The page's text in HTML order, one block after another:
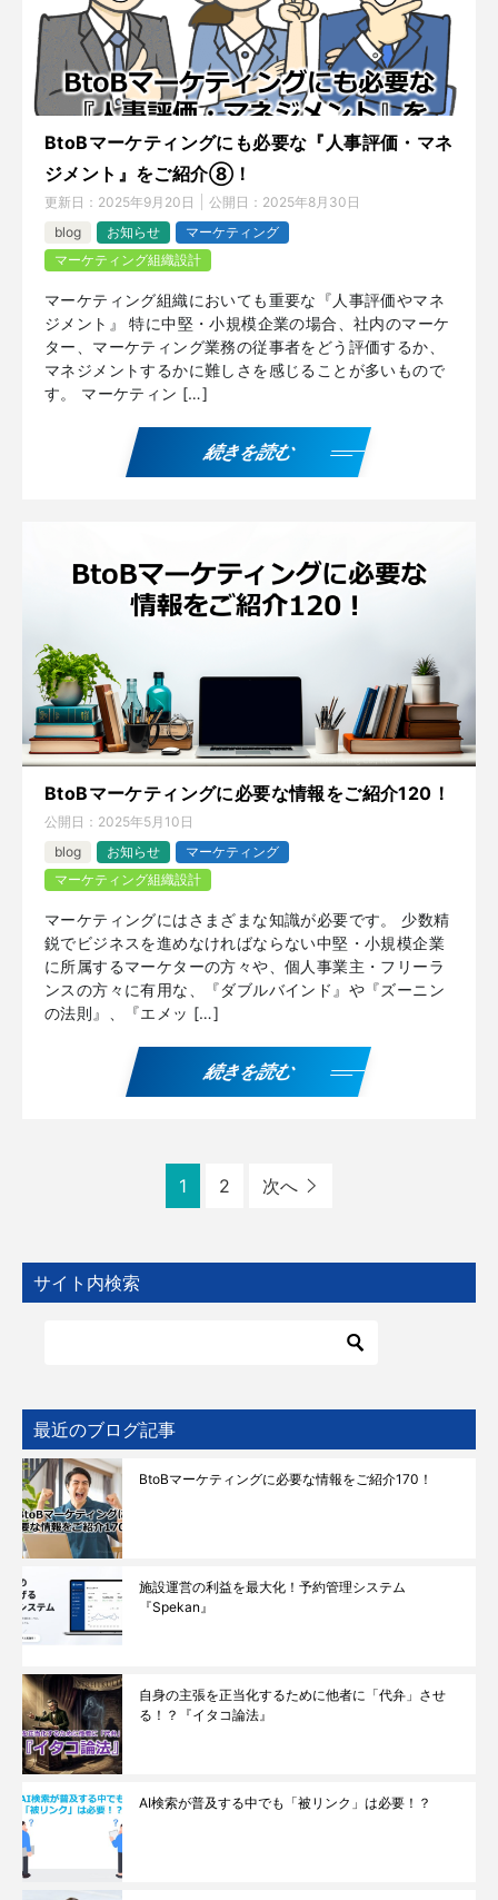
BtoBマーケティングにも必要な『人事評価・マネ
ジメント』をご紹介⑧！
更新日： 2025年9月20日 公開日： 2025年8月30日
blog
お知らせ
マーケティング
マーケティング組織設計
マーケティング組織においても重要な『人事評価やマネ
ジメント』 特に中堅・小規模企業の場合、社内のマーケ
ター、マーケティング業務の従事者をどう評価するか、
マネジメントするかに難しさを感じることが多いもので
す。 マーケティン […]
続きを読む
BtoBマーケティングに必要な情報をご紹介120！
公開日： 2025年5月10日
blog
お知らせ
マーケティング
マーケティング組織設計
マーケティングにはさまざまな知識が必要です。 少数精
鋭でビジネスを進めなければならない中堅・小規模企業
に所属するマーケターの方々や、個人事業主・フリーラ
ンスの方々に有用な、『ダブルバインド』や『ズーニン
の法則』、『エメッ […]
続きを読む
1 2 次へ
サイト内検索
最近のブログ記事
BtoBマーケティングに必要な情報をご紹介170！
施設運営の利益を最大化！予約管理システム
『Spekan』
自身の主張を正当化するために他者に「代弁」させ
る！？『イタコ論法』
AI検索が普及する中でも「被リンク」は必要！？